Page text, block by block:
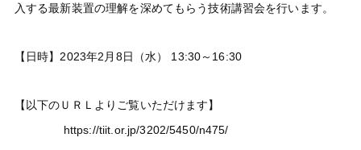
入する最新装置の理解を深めてもらう技術講習会を行います。
【日時】2023年2月8日（水） 13:30～16:30
【以下のＵＲＬよりご覧いただけます】
https://tiit.or.jp/3202/5450/n475/